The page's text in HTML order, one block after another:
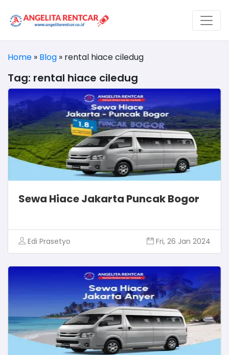
Home » Blog » rental hiace ciledug
Tag: rental hiace ciledug
Sewa Hiace Jakarta Puncak Bogor
Edi Prasetyo Fri, 26 Jan 2024